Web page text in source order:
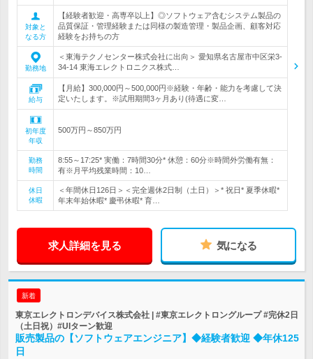
対象と
なる方
【経験者歓迎・高専卒以上】◎ソフトウェア含むシステム製品の
品質保証・管理経験または同様の製造管理・製品企画、顧客対応
経験をお持ちの方
勤務地
＜東海テクノセンター株式会社に出向＞ 愛知県名古屋市中区栄3-
34-14 東海エレクトロニクス株式…
給与
【月給】300,000円～500,000円※経験・年齢・能力を考慮して決
定いたします。※試用期間3ヶ月あり(待遇に変…
初年度
年収
500万円～850万円
勤務
時間
8:55～17:25* 実働：7時間30分* 休憩：60分※時間外労働有無：
有※月平均残業時間：10…
休日
休暇
＜年間休日126日＞＜完全週休2日制（土日）＞* 祝日* 夏季休暇*
年末年始休暇* 慶弔休暇* 育…
求人詳細を見る 気になる
新着
東京エレクトロンデバイス株式会社 | #東京エレクトロングループ #完休2日
（土日祝）#UIターン歓迎
販売製品の【ソフトウェアエンジニア】◆経験者歓迎 ◆年休125
日